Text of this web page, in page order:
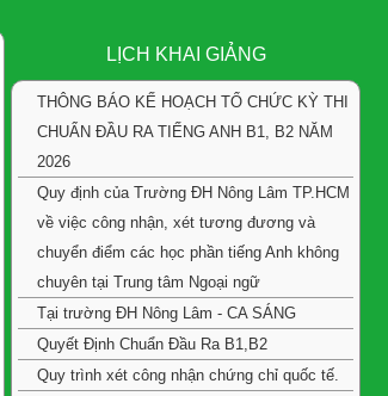
LỊCH KHAI GIẢNG
THÔNG BÁO KẾ HOẠCH TỔ CHỨC KỲ THI
CHUẨN ĐẦU RA TIẾNG ANH B1, B2 NĂM
2026
Quy định của Trường ĐH Nông Lâm TP.HCM
về việc công nhận, xét tương đương và
chuyển điểm các học phần tiếng Anh không
chuyên tại Trung tâm Ngoại ngữ
Tại trường ĐH Nông Lâm - CA SÁNG
Quyết Định Chuẩn Đầu Ra B1,B2
Quy trình xét công nhận chứng chỉ quốc tế.